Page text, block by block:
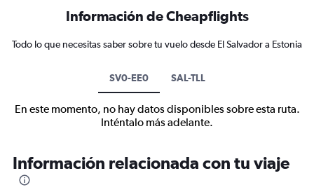
Información de Cheapflights
Todo lo que necesitas saber sobre tu vuelo desde El Salvador a Estonia
SV0-EE0 SAL-TLL
En este momento, no hay datos disponibles sobre esta ruta.
Inténtalo más adelante.
Información relacionada con tu viaje